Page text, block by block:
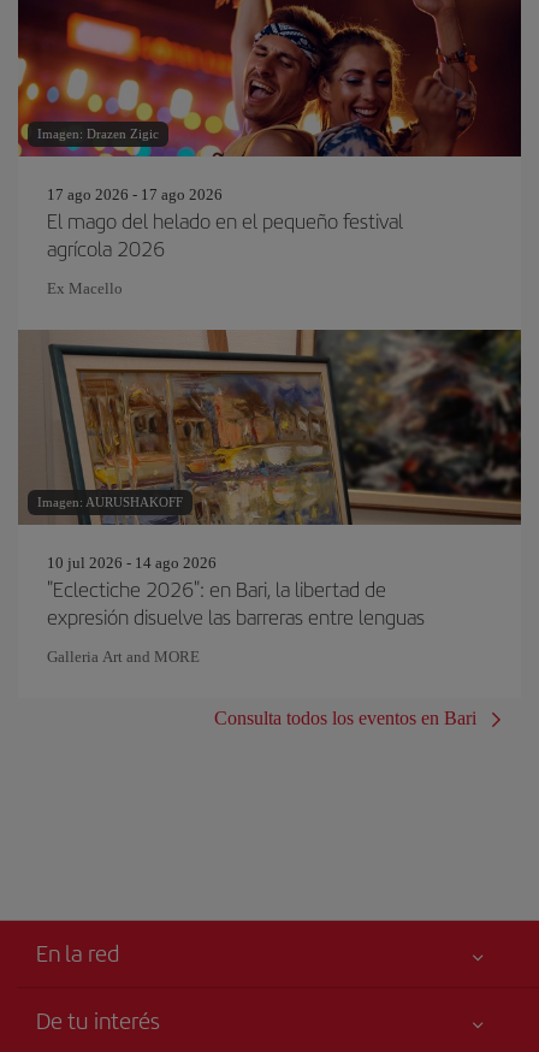
Imagen: Drazen Zigic
17 ago 2026 - 17 ago 2026
El mago del helado en el pequeño festival
agrícola 2026
Ex Macello
Imagen: AURUSHAKOFF
10 jul 2026 - 14 ago 2026
"Eclectiche 2026": en Bari, la libertad de
expresión disuelve las barreras entre lenguas
Galleria Art and MORE
Consulta todos los eventos en Bari
En la red
De tu interés